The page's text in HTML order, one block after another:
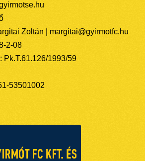
Zoltán | margitai@gyirmotfc.hu
2-08
Pk.T.61.126/1993/59
53501002